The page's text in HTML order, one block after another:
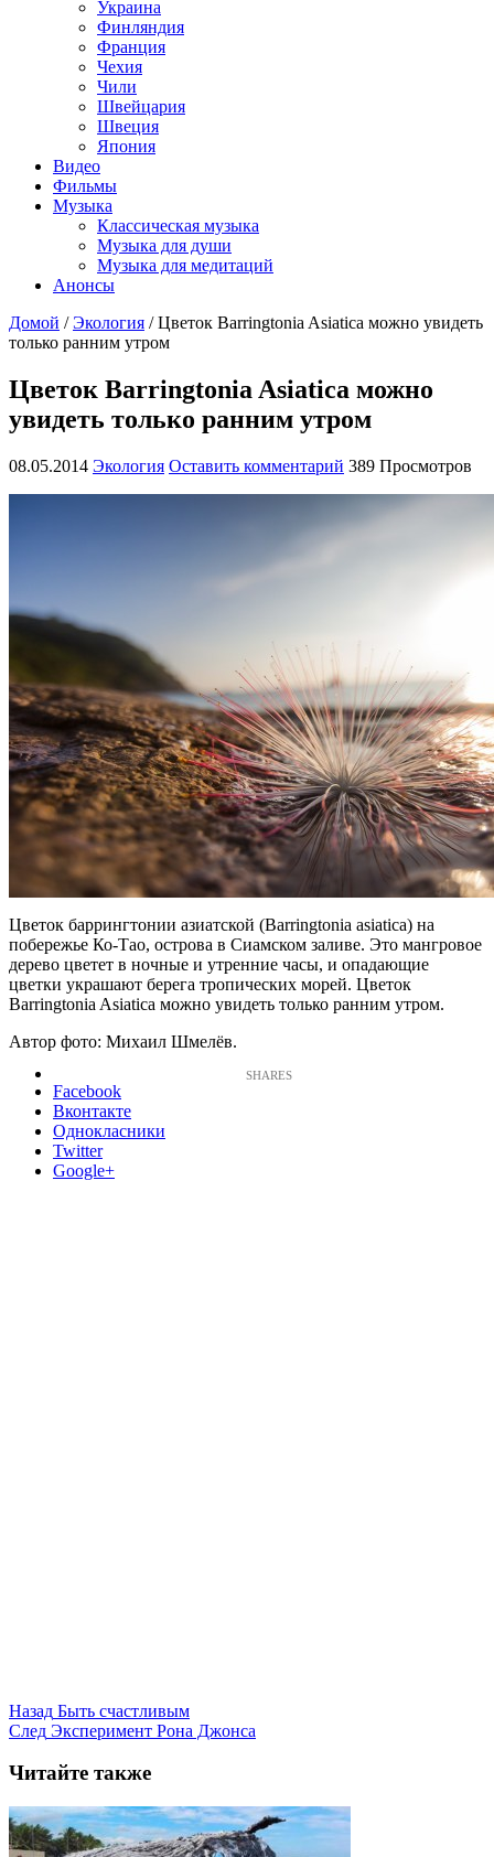
Украина
Финляндия
Франция
Чехия
Чили
Швейцария
Швеция
Япония
Видео
Фильмы
Музыка
Классическая музыка
Музыка для души
Музыка для медитаций
Анонсы
Домой / Экология / Цветок Barringtonia Asiatica можно увидеть
только ранним утром
Цветок Barringtonia Asiatica можно
увидеть только ранним утром
08.05.2014 Экология Оставить комментарий 389 Просмотров
Цветок баррингтонии азиатской (Barringtonia asiatica) на
побережье Ко-Тао, острова в Сиамском заливе. Это мангровое
дерево цветет в ночные и утренние часы, и опадающие
цветки украшают берега тропических морей. Цветок
Barringtonia Asiatica можно увидеть только ранним утром.
Автор фото: Михаил Шмелёв.
Facebook
Вконтакте
Однокласники
Twitter
Google+
Назад Быть счастливым
След Эксперимент Рона Джонса
Читайте также